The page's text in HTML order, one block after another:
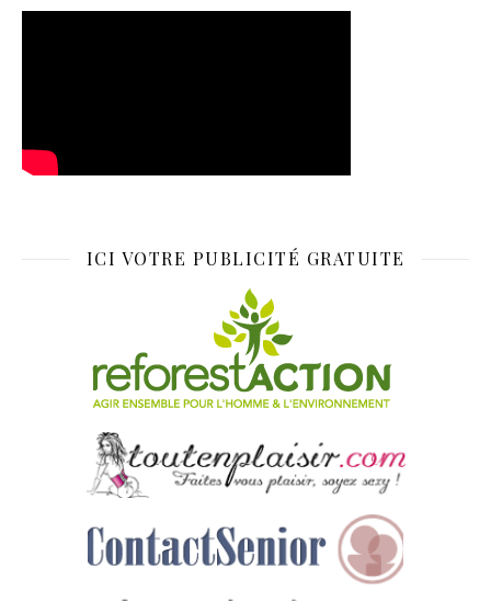
ICI VOTRE PUBLICITÉ GRATUITE